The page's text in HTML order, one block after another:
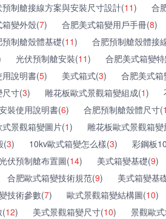
預制艙接線方案與安裝尺寸設計(11)
合
箱變外殼(7) 合肥美式箱變用戶手冊(8)
預制艙殼體基礎(11)
合肥預制艙殼體接
光伏預制艙安裝(11)
合肥美式箱變
說明書(5) 美式箱式(3)
合肥美式
寸(3) 雕花板歐式景觀箱變組成(1)
裝使用說明書(6) 合肥預制艙殼體尺寸(
式景觀箱變圖片(1)
雕花板歐式景觀箱
(3) 10kv歐式箱變怎么樣(3)
彩鋼板
伏預制艙布置圖(14) 美式箱變基礎(9)
合肥歐式箱變技術規范(9)
美式箱變基
技術參數(7) 歐式景觀箱變結構圖(10)
(12) 美式景觀箱變尺寸(10)
景觀歐